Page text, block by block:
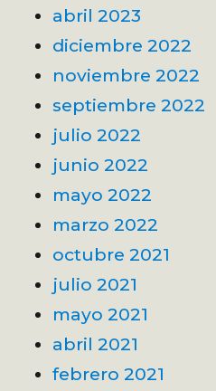
abril 2023
diciembre 2022
noviembre 2022
septiembre 2022
julio 2022
junio 2022
mayo 2022
marzo 2022
octubre 2021
julio 2021
mayo 2021
abril 2021
febrero 2021